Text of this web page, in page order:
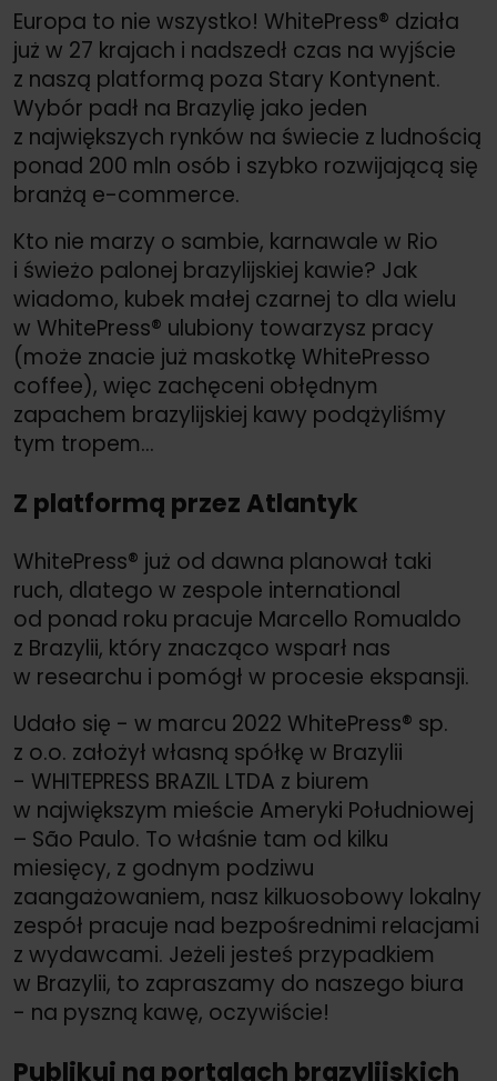
Europa to nie wszystko! WhitePress® działa
już w 27 krajach i nadszedł czas na wyjście
z naszą platformą poza Stary Kontynent.
Wybór padł na Brazylię jako jeden
z największych rynków na świecie z ludnością
ponad 200 mln osób i szybko rozwijającą się
branżą e-commerce.
Kto nie marzy o sambie, karnawale w Rio
i świeżo palonej brazylijskiej kawie? Jak
wiadomo, kubek małej czarnej to dla wielu
w WhitePress® ulubiony towarzysz pracy
(może znacie już maskotkę WhitePresso
coffee), więc zachęceni obłędnym
zapachem brazylijskiej kawy podążyliśmy
tym tropem…
Z platformą przez Atlantyk
WhitePress® już od dawna planował taki
ruch, dlatego w zespole international
od ponad roku pracuje Marcello Romualdo
z Brazylii, który znacząco wsparł nas
w researchu i pomógł w procesie ekspansji.
Udało się - w marcu 2022 WhitePress® sp.
z o.o. założył własną spółkę w Brazylii
- WHITEPRESS BRAZIL LTDA z biurem
w największym mieście Ameryki Południowej
– São Paulo. To właśnie tam od kilku
miesięcy, z godnym podziwu
zaangażowaniem, nasz kilkuosobowy lokalny
zespół pracuje nad bezpośrednimi relacjami
z wydawcami. Jeżeli jesteś przypadkiem
w Brazylii, to zapraszamy do naszego biura
- na pyszną kawę, oczywiście!
Publikuj na portalach brazylijskich